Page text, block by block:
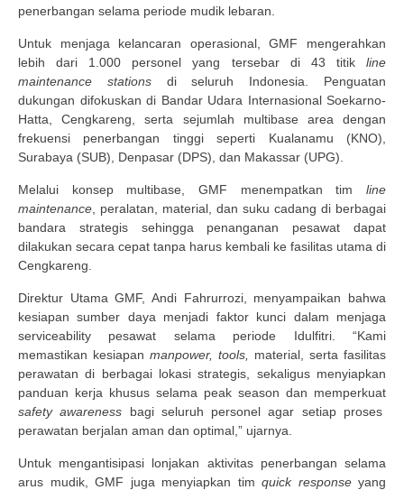
penerbangan selama periode mudik lebaran.
Untuk menjaga kelancaran operasional, GMF mengerahkan
lebih dari 1.000 personel yang tersebar di 43 titik line
maintenance stationsdi seluruh Indonesia. Penguatan
dukungan difokuskan di Bandar Udara Internasional Soekarno-
Hatta, Cengkareng, serta sejumlah multibase area dengan
frekuensi penerbangan tinggi seperti Kualanamu (KNO),
Surabaya (SUB), Denpasar (DPS), dan Makassar (UPG).
Melalui konsep multibase, GMF menempatkan tim line
maintenance , peralatan, material, dan suku cadang di berbagai
bandara strategis sehingga penanganan pesawat dapat
dilakukan secara cepat tanpa harus kembali ke fasilitas utama di
Cengkareng.
Direktur Utama GMF, Andi Fahrurrozi, menyampaikan bahwa
kesiapan sumber daya menjadi faktor kunci dalam menjaga
serviceability pesawat selama periode Idulfitri. “Kami
memastikan kesiapan manpower, tools,
material, serta fasilitas
perawatan di berbagai lokasi strategis, sekaligus menyiapkan
panduan kerja khusus selama peak season dan memperkuat
safety awareness bagi seluruh personel agar setiap proses
perawatan berjalan aman dan optimal,” ujarnya.
Untuk mengantisipasi lonjakan aktivitas penerbangan selama
arus mudik, GMF juga menyiapkan tim quick response yang